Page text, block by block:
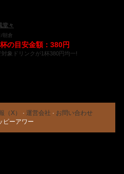
堂々
朝倉
の目安金額：380円
象ドリンクが1杯380円均一!
（X） · 運営会社 · お問い合わせ
ピーアワー